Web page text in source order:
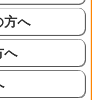
方へ
へ